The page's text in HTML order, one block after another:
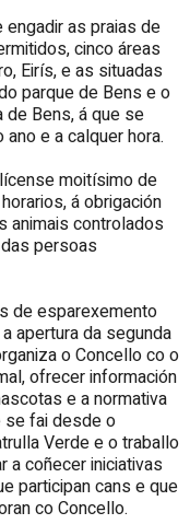
as praias de
cinco áreas
Eirís, e as situadas
parque de Bens e o
de Bens, á que se
e a calquer hora.
moitísimo de
á obrigación
animais controlados
persoas
de esparexemento
apertura da segunda
o Concello co o
ofrecer información
e a normativa
se fai desde o
Verde e o traballo
a coñecer iniciativas
participan cans e que
co Concello.